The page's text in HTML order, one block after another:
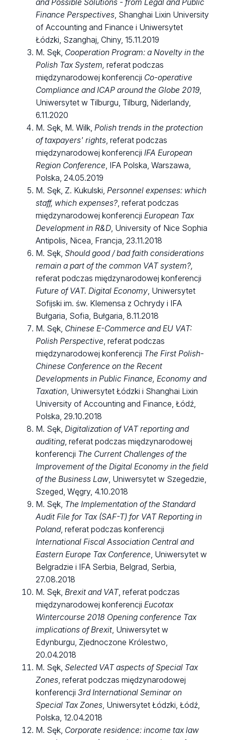
and Possible Solutions - from Legal and Public
Finance Perspectives, Shanghai Lixin University
of Accounting and Finance i Uniwersytet
Łódzki, Szanghaj, Chiny, 15.11.2019
M. Sęk, Cooperation Program: a Novelty in the
Polish Tax System, referat podczas
międzynarodowej konferencji Co-operative
Compliance and ICAP around the Globe 2019,
Uniwersytet w Tilburgu, Tilburg, Niderlandy,
6.11.2020
M. Sęk, M. Wilk,Polish trends in the protection
of taxpayers' rights, referat podczas
międzynarodowej konferencjiIFA European
Region Conference, IFA Polska, Warszawa,
Polska, 24.05.2019
M. Sęk, Z. Kukulski,Personnel expenses: which
staff, which expenses?, referat podczas
międzynarodowej konferencjiEuropean Tax
Development in R&D, University of Nice Sophia
Antipolis, Nicea, Francja, 23.11.2018
M. Sęk,Should good / bad faith considerations
remain a part of the common VAT system?,
referat podczas międzynarodowej konferencji
Future of VAT. Digital Economy, Uniwersytet
Sofijski im. św. Klemensa z Ochrydy i IFA
Bułgaria, Sofia, Bułgaria, 8.11.2018
M. Sęk, Chinese E-Commerce and EU VAT:
Polish Perspective, referat podczas
międzynarodowej konferencji The First Polish-
Chinese Conference on the Recent
Developments in Public Finance, Economy and
Taxation, Uniwersytet Łódzki i Shanghai Lixin
University of Accounting and Finance, Łódź,
Polska, 29.10.2018
M. Sęk,Digitalization of VAT reporting and
auditing, referat podczas międzynarodowej
konferencji The Current Challenges of the
Improvement of the Digital Economy in the field
of the Business Law, Uniwersytet w Szegedzie,
Szeged, Węgry, 4.10.2018
M. Sęk, The Implementation of the Standard
Audit File for Tax (SAF-T) for VAT Reporting in
Poland, referat podczas konferencji
International Fiscal Association Central and
Eastern Europe Tax Conference, Uniwersytet w
Belgradzie i IFA Serbia, Belgrad, Serbia,
27.08.2018
M. Sęk,Brexit and VAT, referat podczas
międzynarodowej konferencjiEucotax
Wintercourse 2018 Opening conference Tax
implications of Brexit, Uniwersytet w
Edynburgu, Zjednoczone Królestwo,
20.04.2018
M. Sęk,Selected VAT aspects of Special Tax
Zones, referat podczas międzynarodowej
konferencji3rd International Seminar on
Special Tax Zones, Uniwersytet Łódzki, Łódź,
Polska, 12.04.2018
M. Sęk, Corporate residence: income tax law